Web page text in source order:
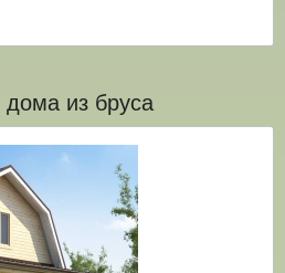
из бруса